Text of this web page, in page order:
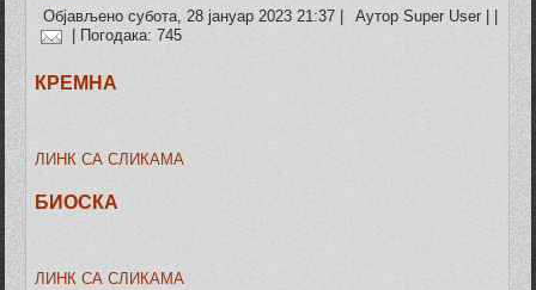
Објављено субота, 28 јануар 2023 21:37 | Аутор Super User| |
| Погодака: 745
КРЕМНА
ЛИНК СА СЛИКАМА
БИОСКА
ЛИНК СА СЛИКАМА